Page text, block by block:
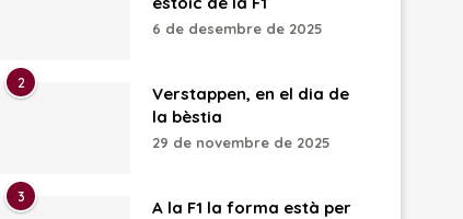
6 de desembre de 2025
2
Verstappen, en el dia de
la bèstia
29 de novembre de 2025
3
A la F1 la forma està per